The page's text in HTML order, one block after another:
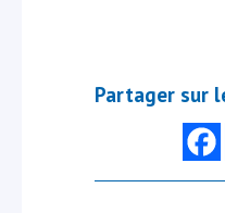
Partager sur